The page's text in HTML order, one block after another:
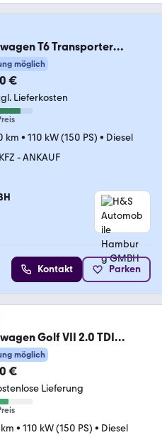
T6 Transporter
Kombi Kasten* Sitzheizung
möglich
€
Lieferkosten
km • 110 kW (150 PS) • Diesel
KFZ - ANKAUF
Kontakt Parken
Golf VII 2.0 TDI
BlueMotion Tech
möglich
€
Lieferung
• 110 kW (150 PS) • Diesel